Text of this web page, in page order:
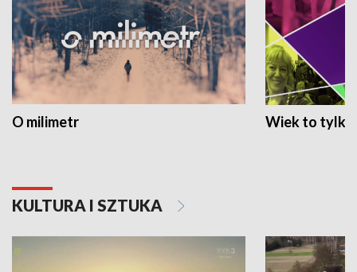
O milimetr Wiek to tylko
KULTURA I SZTUKA